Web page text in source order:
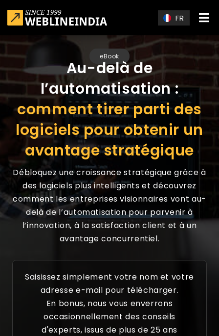
FR
eBook
Au-delà de
l’automatisation :
comment tirer parti des
logiciels pour obtenir un
avantage stratégique
Débloquez une croissance stratégique grâce à
des logiciels plus intelligents et découvrez
comment les entreprises visionnaires vont au-
delà de l’automatisation pour parvenir à
l’innovation, à la satisfaction client et à un
avantage concurrentiel.
Saisissez simplement votre nom et votre
adresse e-mail pour télécharger.
En bonus, nous vous enverrons
occasionnellement des conseils
d'experts, issus de plus de 25 ans